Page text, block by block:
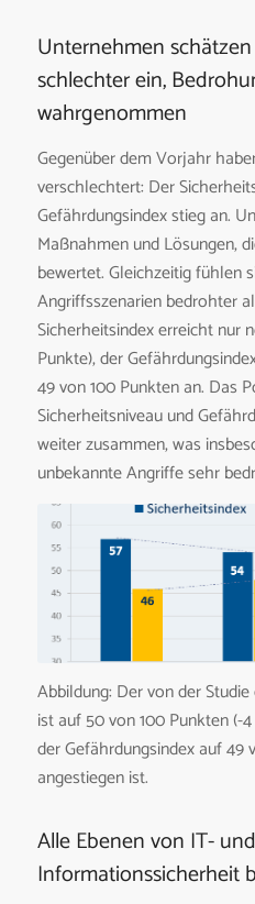
Unternehmen
schlechter ein,
wahrgenommen
Gegenüber dem Vorjahr
verschlechtert: Der
Gefährdungsindex stieg an.
Maßnahmen und Lösungen,
bewertet. Gleichzeitig fühlen
Angriffsszenarien bedrohter
Sicherheitsindex erreicht nur
Punkte), der
49 von 100 Punkten an. Das
Sicherheitsniveau und
weiter zusammen, was
unbekannte Angriffe sehr
Abbildung: Der von der
ist auf 50 von 100 Punkten (-
der Gefährdungsindex auf 49
angestiegen ist.
Alle Ebenen von IT- und
Informationssicherheit